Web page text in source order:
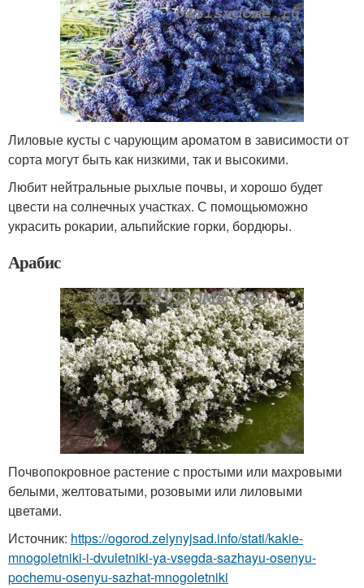
Лиловые кусты с чарующим ароматом в зависимости от
сорта могут быть как низкими, так и высокими.
Любит нейтральные рыхлые почвы, и хорошо будет
цвести на солнечных участках. С помощьюможно
украсить рокарии, альпийские горки, бордюры.
Арабис
Почвопокровное растение с простыми или махровыми
белыми, желтоватыми, розовыми или лиловыми
цветами.
Источник: https://ogorod.zelynyjsad.info/stati/kakie-
mnogoletniki-i-dvuletniki-ya-vsegda-sazhayu-osenyu-
pochemu-osenyu-sazhat-mnogoletniki